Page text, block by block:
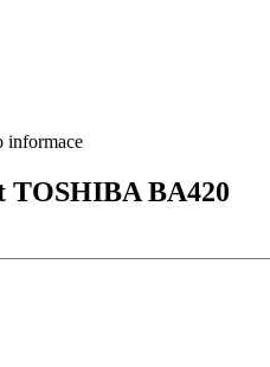
informace
TOSHIBA BA420